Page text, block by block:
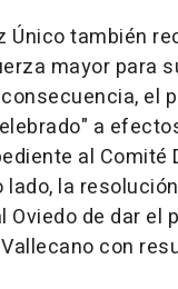
Único también
mayor para
el
a
al Comité
lado, la
Oviedo de dar el
con